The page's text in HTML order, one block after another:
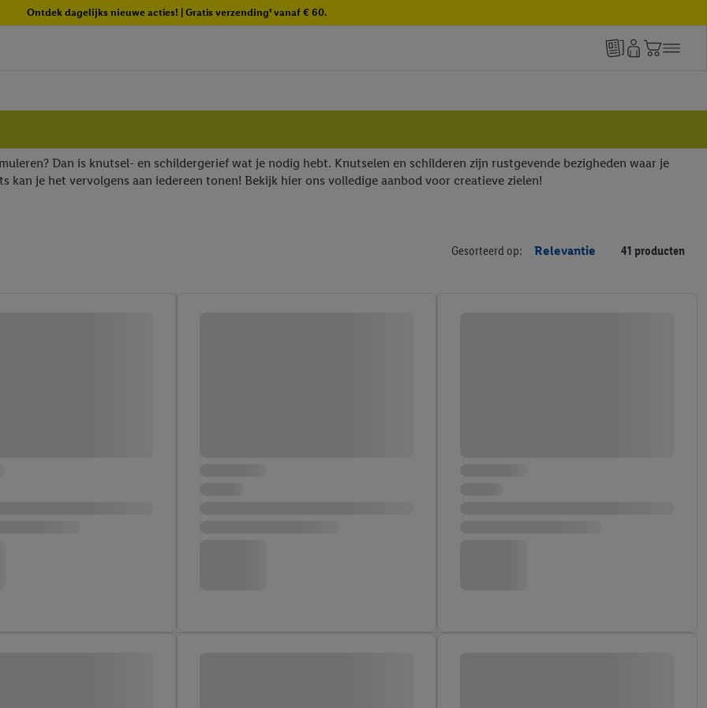
Ontdek dagelijks nieuwe acties! | Gratis verzending¹ vanaf € 60.
Dan is knutsel- en schildergerief wat je nodig hebt. Knutselen en schilderen zijn rustgevende bezigheden waar je
je het vervolgens aan iedereen tonen! Bekijk hier ons volledige aanbod voor creatieve zielen!
Gesorteerd op: Relevantie 41 producten